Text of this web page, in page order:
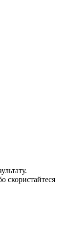
скористайтеся